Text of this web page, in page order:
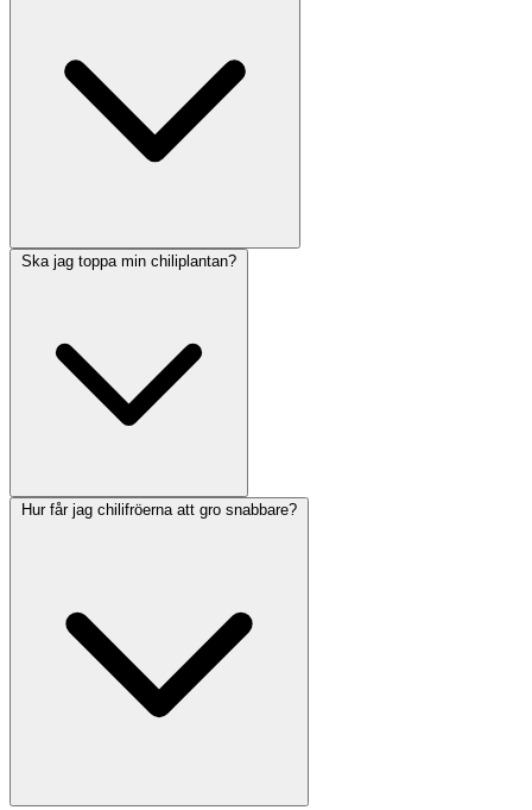
Ska jag toppa min chiliplantan?
Hur får jag chilifröerna att gro snabbare?